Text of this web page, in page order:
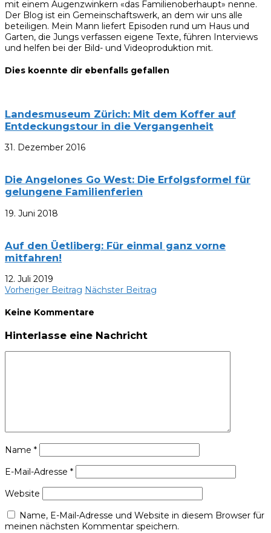
mit einem Augenzwinkern «das Familienoberhaupt» nenne.
Der Blog ist ein Gemeinschaftswerk, an dem wir uns alle
beteiligen. Mein Mann liefert Episoden rund um Haus und
Garten, die Jungs verfassen eigene Texte, führen Interviews
und helfen bei der Bild- und Videoproduktion mit.
Dies koennte dir ebenfalls gefallen
Landesmuseum Zürich: Mit dem Koffer auf
Entdeckungstour in die Vergangenheit
31. Dezember 2016
Die Angelones Go West: Die Erfolgsformel für
gelungene Familienferien
19. Juni 2018
Auf den Üetliberg: Für einmal ganz vorne
mitfahren!
12. Juli 2019
Vorheriger Beitrag Nächster Beitrag
Keine Kommentare
Hinterlasse eine Nachricht
Name *
E-Mail-Adresse *
Website
Name, E-Mail-Adresse und Website in diesem Browser für
meinen nächsten Kommentar speichern.